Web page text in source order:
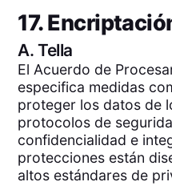
17.
A.Tella
El Acuerdo de
especifica medidas
proteger los datos de
protocolos de
confidencialidad e
protecciones están
altos estándares de